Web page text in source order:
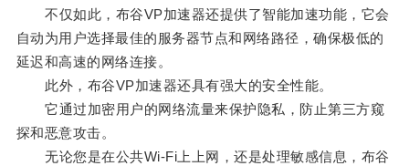
不仅如此，布谷VP加速器还提供了智能加速功能，它会
自动为用户选择最佳的服务器节点和网络路径，确保极低的
延迟和高速的网络连接。
此外，布谷VP加速器还具有强大的安全性能。
它通过加密用户的网络流量来保护隐私，防止第三方窥
探和恶意攻击。
无论您是在公共Wi-Fi上上网，还是处理敏感信息，布谷